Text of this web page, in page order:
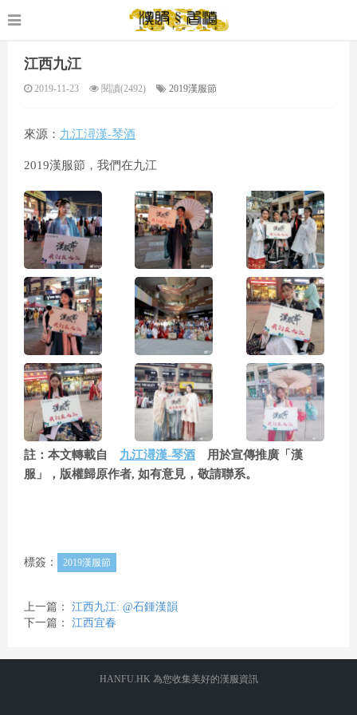
江西九江
2019-11-23 閱讀(2492) 2019漢服節
來源： 九江潯漢-琴酒
2019漢服節，我們在九江
註：本文轉載自 九江潯漢-琴酒 用於宣傳推廣「漢
服」，版權歸原作者, 如有意見，敬請聯系。
標簽： 2019漢服節
上一篇： 江西九江: @石鍾漢韻
下一篇： 江西宜春
HANFU.HK 為您收集美好的漢服資訊